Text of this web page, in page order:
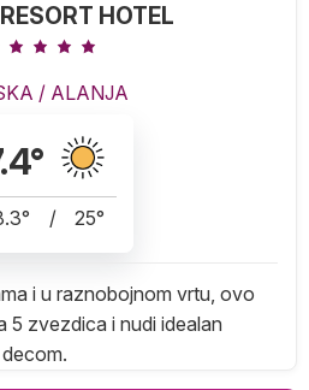
HOTEL
/ ALANJA
°
° / 25°
i u raznobojnom vrtu, ovo
5 zvezdica i nudi idealan